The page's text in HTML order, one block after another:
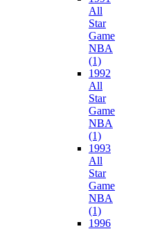
All
Star
Game
NBA
(1)
1992
All
Star
Game
NBA
(1)
1993
All
Star
Game
NBA
(1)
1996